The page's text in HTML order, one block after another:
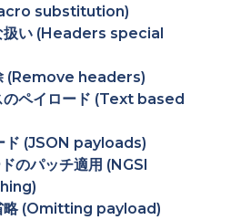
substitution)
扱い (Headers special
(Remove headers)
のペイロード (Text based
ド (JSON payloads)
のパッチ適用 (NGSI
略 (Omitting payload)